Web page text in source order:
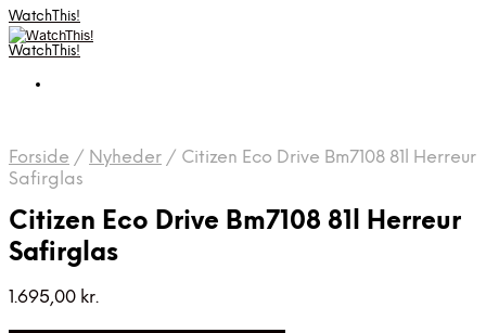
WatchThis!
WatchThis!
Forside / Nyheder / Citizen Eco Drive Bm7108 81l Herreur
Safirglas
Citizen Eco Drive Bm7108 81l Herreur
Safirglas
1.695,00 kr.